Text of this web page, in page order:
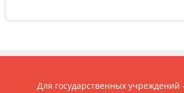
Для государственных учреждений